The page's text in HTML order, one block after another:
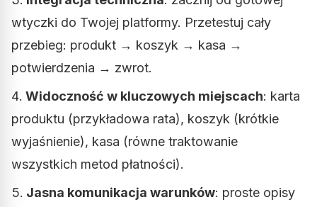
wtyczki do Twojej platformy. Przetestuj cały
przebieg: produkt → koszyk → kasa →
potwierdzenia → zwrot.
Widoczność w kluczowych miejscach: karta
produktu (przykładowa rata), koszyk (krótkie
wyjaśnienie), kasa (równe traktowanie
wszystkich metod płatności).
Jasna komunikacja warunków: proste opisy